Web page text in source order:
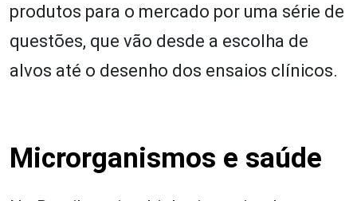
produtos para o mercado por uma série de
questões, que vão desde a escolha de
alvos até o desenho dos ensaios clínicos.
Microrganismos e saúde